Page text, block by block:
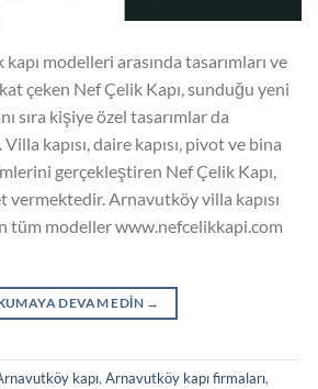
modelleri arasında tasarımları ve
çeken Nef Çelik Kapı, sunduğu yeni
sıra kişiye özel tasarımlar da
kapısı, daire kapısı, pivot ve bina
gerçekleştiren Nef Çelik Kapı,
vermektedir. Arnavutköy villa kapısı
tüm modeller www.nefcelikkapi.com
DEVAM EDIN →
kapı, Arnavutköy kapı firmaları,